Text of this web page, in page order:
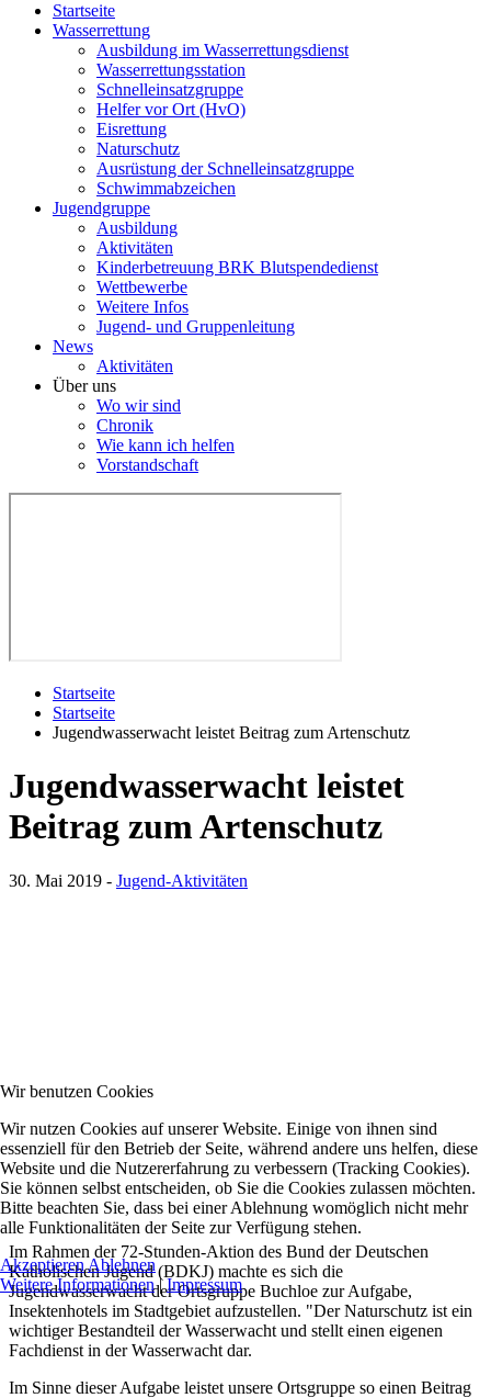
Startseite
Wasserrettung
Ausbildung im Wasserrettungsdienst
Wasserrettungsstation
Schnelleinsatzgruppe
Helfer vor Ort (HvO)
Eisrettung
Naturschutz
Ausrüstung der Schnelleinsatzgruppe
Schwimmabzeichen
Jugendgruppe
Ausbildung
Aktivitäten
Kinderbetreuung BRK Blutspendedienst
Wettbewerbe
Weitere Infos
Jugend- und Gruppenleitung
News
Aktivitäten
Über uns
Wo wir sind
Chronik
Wie kann ich helfen
Vorstandschaft
Startseite
Startseite
Jugendwasserwacht leistet Beitrag zum Artenschutz
Jugendwasserwacht leistet
Beitrag zum Artenschutz
30. Mai 2019 - Jugend-Aktivitäten
Im Rahmen der 72-Stunden-Aktion des Bund der Deutschen
Katholischen Jugend (BDKJ) machte es sich die
Jugendwasserwacht der Ortsgruppe Buchloe zur Aufgabe,
Insektenhotels im Stadtgebiet aufzustellen. "Der Naturschutz ist ein
wichtiger Bestandteil der Wasserwacht und stellt einen eigenen
Fachdienst in der Wasserwacht dar.
Im Sinne dieser Aufgabe leistet unsere Ortsgruppe so einen Beitrag
Wir benutzen Cookies
Wir nutzen Cookies auf unserer Website. Einige von ihnen sind
essenziell für den Betrieb der Seite, während andere uns helfen, diese
Website und die Nutzererfahrung zu verbessern (Tracking Cookies).
Sie können selbst entscheiden, ob Sie die Cookies zulassen möchten.
Bitte beachten Sie, dass bei einer Ablehnung womöglich nicht mehr
alle Funktionalitäten der Seite zur Verfügung stehen.
Akzeptieren Ablehnen
Weitere Informationen|Impressum